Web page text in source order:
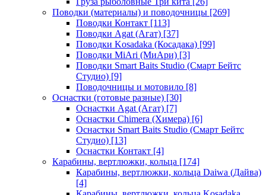
Поводки (материалы) и поводочницы [269]
Поводки Контакт [113]
Поводки Agat (Агат) [37]
Поводки Kosadaka (Косадака) [99]
Поводки MiAri (МиАри) [3]
Поводки Smart Baits Studio (Смарт Бейтс
Студио) [9]
Поводочницы и мотовило [8]
Оснастки (готовые разные) [30]
Оснастки Agat (Агат) [7]
Оснастки Chimera (Химера) [6]
Оснастки Smart Baits Studio (Смарт Бейтс
Студио) [13]
Оснастки Контакт [4]
Карабины, вертлюжки, кольца [174]
Карабины, вертлюжки, кольца Daiwa (Дайва)
[4]